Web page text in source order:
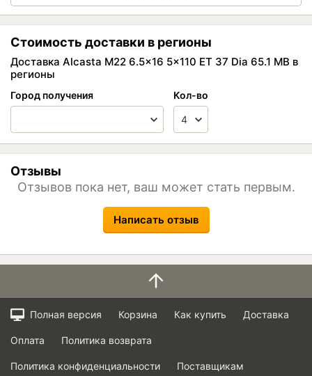
Стоимость доставки в регионы
Доставка Alcasta M22 6.5x16 5x110 ET 37 Dia 65.1 MB в
регионы
Город получения Кол-во
Отзывы
Отзывов пока нет, ваш может стать первым.
Написать отзыв
Полная версия Корзина Как купить Доставка
Оплата Политика возврата
Политика конфиденциальности Поставщикам